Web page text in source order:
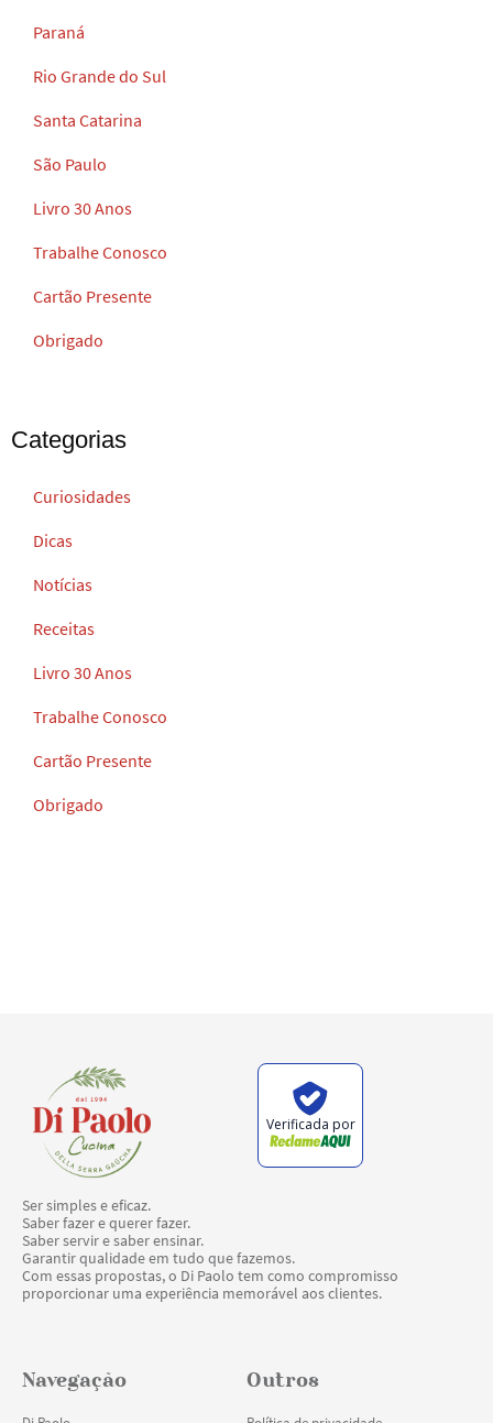
Paraná
Rio Grande do Sul
Santa Catarina
São Paulo
Livro 30 Anos
Trabalhe Conosco
Cartão Presente
Obrigado
Categorias
Curiosidades
Dicas
Notícias
Receitas
Livro 30 Anos
Trabalhe Conosco
Cartão Presente
Obrigado
Verificada por
Ser simples e eficaz.
Saber fazer e querer fazer.
Saber servir e saber ensinar.
Garantir qualidade em tudo que fazemos.
Com essas propostas, o Di Paolo tem como compromisso
proporcionar uma experiência memorável aos clientes.
Navegação Outros